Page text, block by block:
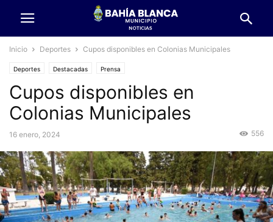
Inicio Deportes Cupos disponibles en Colonias Municipales
Deportes Destacadas Prensa
Cupos disponibles en
Colonias Municipales
16 enero, 2024 556